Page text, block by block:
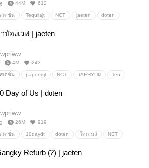
44M 612
เตชั่น Tequilajt NCT jaeten doten
ป๋องเวฟ | jaeten
4M 243
เตชั่น papongjt NCT JAEHYUN Ten
Day of Us | doten
26M 919
เตชั่น 10daydt doten โดเตนล์ NCT
Refurb (?) | jaeten